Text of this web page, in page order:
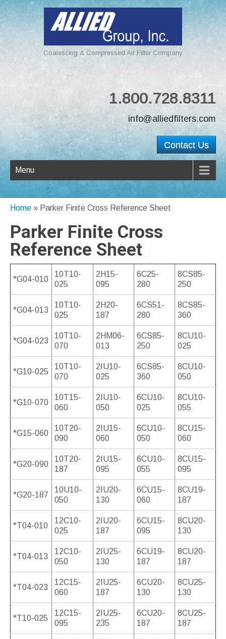
Coalescing & Compressed Air Filter Company
1.800.728.8311
info@alliedfilters.com
Contact Us
Menu
Home » Parker Finite Cross Reference Sheet
Parker Finite Cross
Reference Sheet
*G04-010
10T10-
025
2H15-
095
6C25-
280
8CS85-
250
*G04-013
10T10-
025
2H20-
187
6CS51-
280
8CS85-
360
*G04-023
10T10-
070
2HM06-
013
6CS85-
250
8CU10-
025
*G10-025
10T10-
070
2IU10-
025
6CS85-
360
8CU10-
050
*G10-070
10T15-
060
2IU10-
050
6CU10-
025
8CU10-
055
*G15-060
10T20-
090
2IU15-
060
6CU10-
050
8CU15-
060
*G20-090
10T20-
187
2IU15-
095
6CU10-
055
8CU15-
095
*G20-187
10U10-
050
2IU20-
130
6CU15-
060
8CU19-
187
*T04-010
12C10-
025
2IU20-
187
6CU15-
095
8CU20-
130
*T04-013
12C10-
050
2IU25-
130
6CU19-
187
8CU20-
187
*T04-023
12C15-
060
2IU25-
187
6CU20-
130
8CU25-
130
*T10-025
12C15-
095
2IU25-
235
6CU20-
187
8CU25-
187